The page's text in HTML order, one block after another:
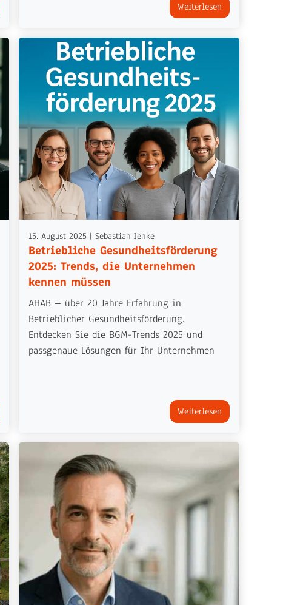
Weiterlesen
15. August 2025 | Sebastian Jenke
Betriebliche Gesundheitsförderung
2025: Trends, die Unternehmen
kennen müssen
AHAB – über 20 Jahre Erfahrung in
Betrieblicher Gesundheitsförderung.
Entdecken Sie die BGM-Trends 2025 und
passgenaue Lösungen für Ihr Unternehmen
Weiterlesen